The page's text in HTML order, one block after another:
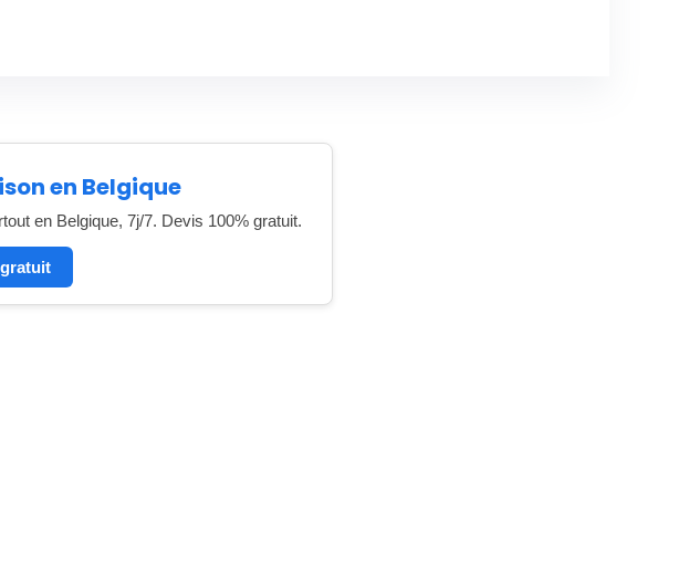
en Belgique
en Belgique, 7j/7. Devis 100% gratuit.